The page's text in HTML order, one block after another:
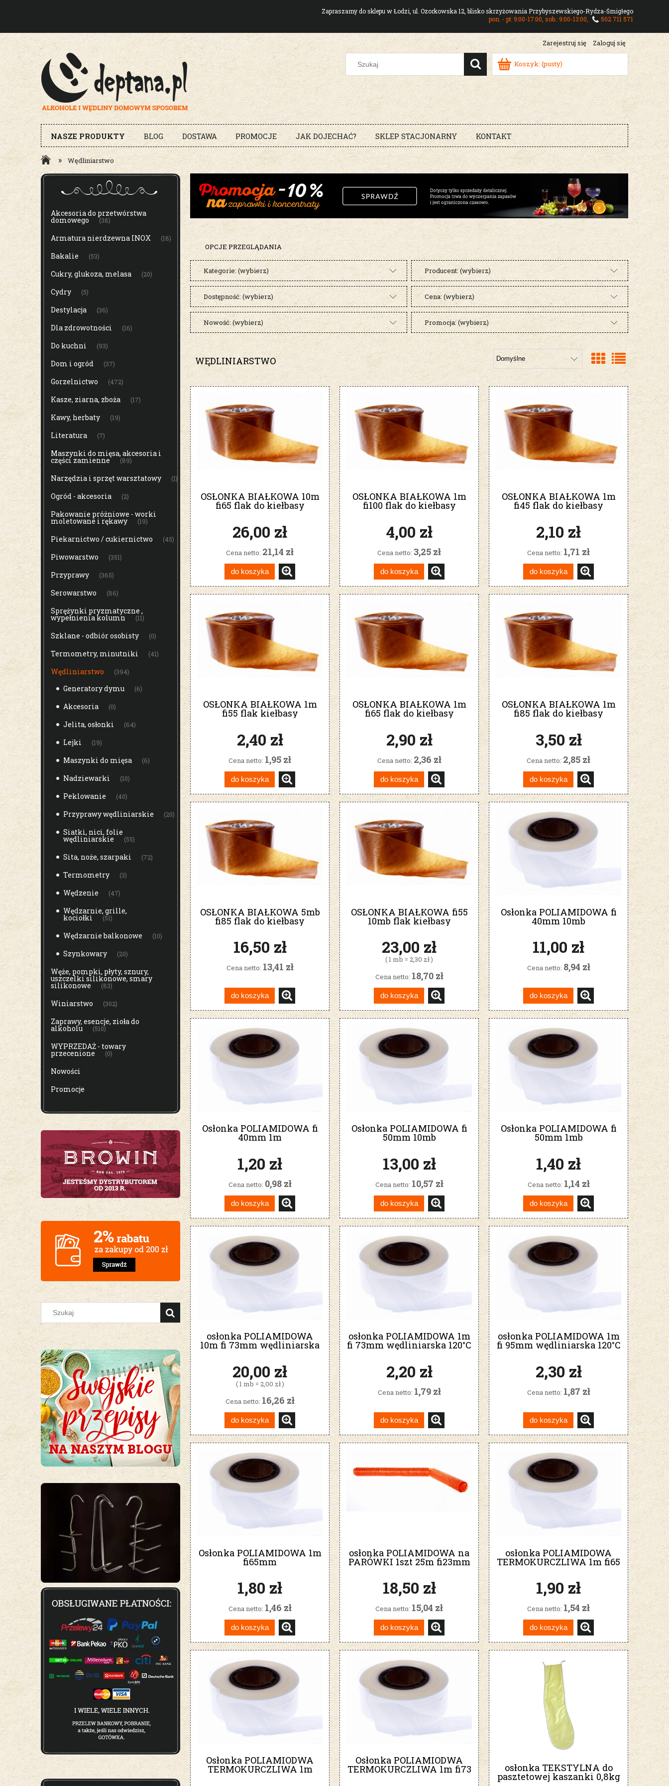
Zapraszamy do sklepu w Łodzi, ul. Ozorkowska 12, blisko skrzyżowania Przybyszewskiego-Rydza-Śmigłego
pon. - pt: 9:00-17:00, sob.: 9:00-13:00,
502 711 571
Zarejestruj się Zaloguj się
Koszyk: (pusty)
NASZE PRODUKTY BLOG DOSTAWA PROMOCJE JAK DOJECHAĆ? SKLEP STACJONARNY KONTAKT
» Wędliniarstwo
MENU
Akcesoria do przetwórstwa
domowego (38)
Armatura nierdzewna INOX (18)
Bakalie (53)
Cukry, glukoza, melasa (20)
Cydry (5)
Destylacja (36)
Dla zdrowotności (16)
Do kuchni (93)
Dom i ogród (37)
Gorzelnictwo (472)
Kasze, ziarna, zboża (17)
Kawy, herbaty (19)
Literatura (7)
Maszynki do mięsa, akcesoria i
części zamienne (89)
Narzędzia i sprzęt warsztatowy (1)
Ogród - akcesoria (2)
Pakowanie próżniowe - worki
moletowane i rękawy (19)
Piekarnictwo / cukiernictwo (45)
Piwowarstwo (351)
Przyprawy (365)
Serowarstwo (86)
Sprężynki pryzmatyczne ,
wypełnienia kolumn (11)
Szklane - odbiór osobisty (0)
Termometry, minutniki (41)
Wędliniarstwo (394)
Generatory dymu (6)
Akcesoria (0)
Jelita, osłonki (64)
Lejki (19)
Maszynki do mięsa (6)
Nadziewarki (10)
Peklowanie (40)
Przyprawy wędliniarskie (20)
Siatki, nici, folie
wędliniarskie (55)
Sita, noże, szarpaki (72)
Termometry (3)
Wędzenie (47)
Wędzarnie, grille,
kociołki (51)
Wędzarnie balkonowe (10)
Szynkowary (20)
Węże, pompki, płyty, sznury,
uszczelki silikonowe, smary
silikonowe (83)
Winiarstwo (302)
Zaprawy, esencje, zioła do
alkoholu (510)
WYPRZEDAŻ - towary
przecenione (0)
Nowości
Promocje
OPCJE PRZEGLĄDANIA
Kategorie: (wybierz) Producent: (wybierz)
Dostępność: (wybierz) Cena: (wybierz)
Nowość: (wybierz) Promocja: (wybierz)
WĘDLINIARSTWO
OSŁONKA BIAŁKOWA 10m
fi65 flak do kiełbasy
26,00 zł
Cena netto: 21,14 zł
do koszyka
OSŁONKA BIAŁKOWA 1m
fi100 flak do kiełbasy
4,00 zł
Cena netto: 3,25 zł
do koszyka
OSŁONKA BIAŁKOWA 1m
fi45 flak do kiełbasy
lisieckiej żywieckiej
2,10 zł
Cena netto: 1,71 zł
do koszyka
OSŁONKA BIAŁKOWA 1m
fi55 flak kiełbasy
2,40 zł
Cena netto: 1,95 zł
do koszyka
OSŁONKA BIAŁKOWA 1m
fi65 flak do kiełbasy
2,90 zł
Cena netto: 2,36 zł
do koszyka
OSŁONKA BIAŁKOWA 1m
fi85 flak do kiełbasy
3,50 zł
Cena netto: 2,85 zł
do koszyka
OSŁONKA BIAŁKOWA 5mb
fi85 flak do kiełbasy
16,50 zł
Cena netto: 13,41 zł
do koszyka
OSŁONKA BIAŁKOWA fi55
10mb flak kiełbasy
23,00 zł
( 1 mb = 2,30 zł )
Cena netto: 18,70 zł
do koszyka
Osłonka POLIAMIDOWA fi
40mm 10mb
11,00 zł
Cena netto: 8,94 zł
do koszyka
Osłonka POLIAMIDOWA fi
40mm 1m
1,20 zł
Cena netto: 0,98 zł
do koszyka
Osłonka POLIAMIDOWA fi
50mm 10mb
13,00 zł
Cena netto: 10,57 zł
do koszyka
Osłonka POLIAMIDOWA fi
50mm 1mb
1,40 zł
Cena netto: 1,14 zł
do koszyka
osłonka POLIAMIDOWA
10m fi 73mm wędliniarska
120°C
20,00 zł
( 1 mb = 2,00 zł )
Cena netto: 16,26 zł
do koszyka
osłonka POLIAMIDOWA 1m
fi 73mm wędliniarska 120°C
2,20 zł
Cena netto: 1,79 zł
do koszyka
osłonka POLIAMIDOWA 1m
fi 95mm wędliniarska 120°C
2,30 zł
Cena netto: 1,87 zł
do koszyka
Osłonka POLIAMIDOWA 1m
fi65mm
1,80 zł
Cena netto: 1,46 zł
do koszyka
osłonka POLIAMIDOWA na
PARÓWKI 1szt 25m fi23mm
18,50 zł
Cena netto: 15,04 zł
do koszyka
osłonka POLIAMIDOWA
TERMOKURCZLIWA 1m fi65
1,90 zł
Cena netto: 1,54 zł
do koszyka
Osłonka POLIAMIODWA
TERMOKURCZLIWA 1m
Osłonka POLIAMIODWA
TERMOKURCZLIWA 1m fi73 osłonka TEKSTYLNA do
pasztetowej kaszanki 0,8kg